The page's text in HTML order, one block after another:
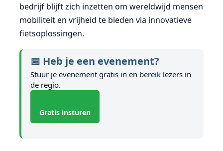
bedrijf blijft zich inzetten om wereldwijd mensen
mobiliteit en vrijheid te bieden via innovatieve
fietsoplossingen.
📅 Heb je een evenement?
Stuur je evenement gratis in en bereik lezers in
de regio.
Gratis insturen